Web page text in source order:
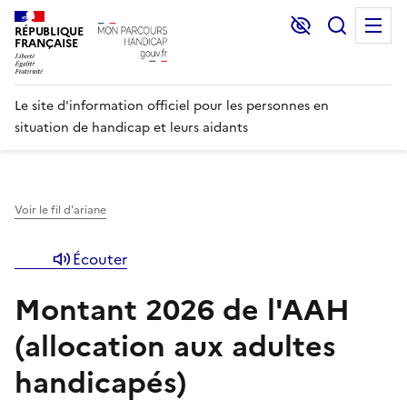
RÉPUBLIQUE
FRANÇAISE
Lecture et
Le site d'information officiel pour les personnes en
situation de handicap et leurs aidants
Voir le fil d'ariane
Écouter
Montant 2026 de l'AAH
(allocation aux adultes
handicapés)